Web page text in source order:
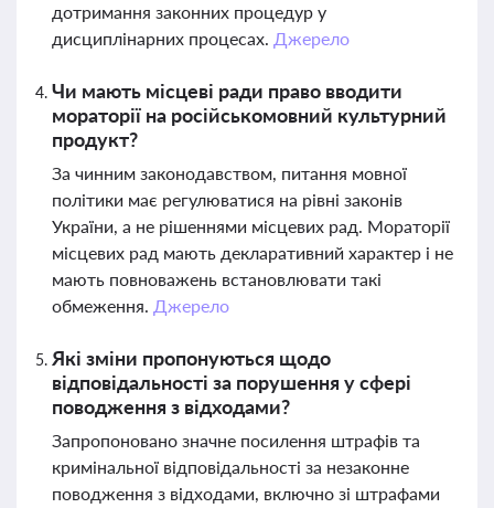
дотримання законних процедур у
дисциплінарних процесах. Джерело
Чи мають місцеві ради право вводити
мораторії на російськомовний культурний
продукт?
За чинним законодавством, питання мовної
політики має регулюватися на рівні законів
України, а не рішеннями місцевих рад. Мораторії
місцевих рад мають декларативний характер і не
мають повноважень встановлювати такі
обмеження. Джерело
Які зміни пропонуються щодо
відповідальності за порушення у сфері
поводження з відходами?
Запропоновано значне посилення штрафів та
кримінальної відповідальності за незаконне
поводження з відходами, включно зі штрафами